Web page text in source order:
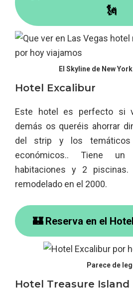
🗽
El Skyline de New
Hotel Excalibur
Este hotel es perfecto si
demás os queréis ahorrar
del strip y los
económicos.. Tiene
habitaciones y 2 piscinas.
remodelado en el 2000.
🏰 Reserva en el
Parece de
Hotel Treasure Island